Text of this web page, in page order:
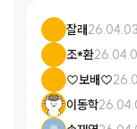
잘래26.04.03
조*환
♡보배♡
이동학